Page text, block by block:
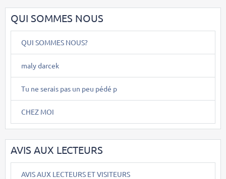
QUI SOMMES NOUS
QUI SOMMES NOUS?
maly darcek
Tu ne serais pas un peu pédé p
CHEZ MOI
AVIS AUX LECTEURS
AVIS AUX LECTEURS ET VISITEURS